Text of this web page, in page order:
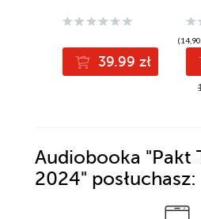
39.99 zł
Audiobooka "Pakt
2024" posłuchasz: